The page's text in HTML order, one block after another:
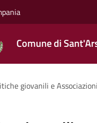
Comune di
giovanili e Associazioni